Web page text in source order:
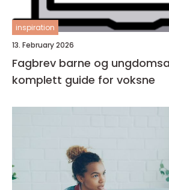
inspiration
13. February 2026
Fagbrev barne og
komplett guide for voksne